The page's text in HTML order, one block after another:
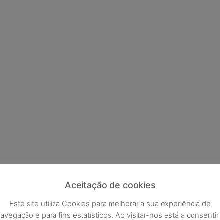
Aceitação de cookies
Este site utiliza Cookies para melhorar a sua experiência de
e para fins estatísticos. Ao visitar-nos está a consentir